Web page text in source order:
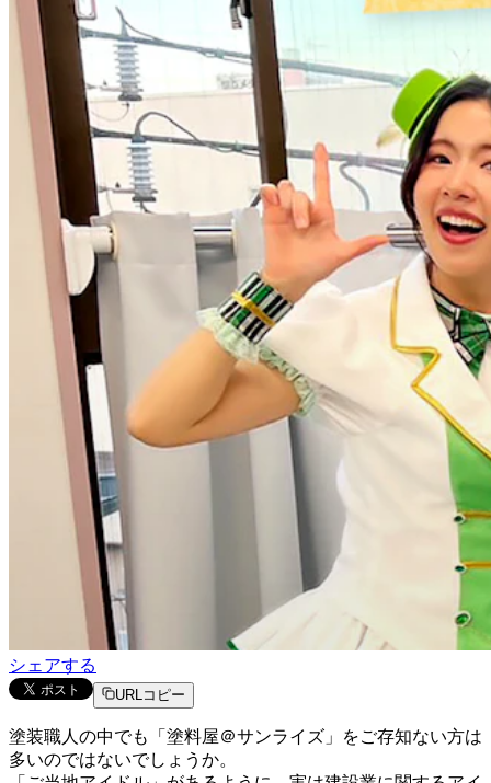
シェアする
URLコピー
塗装職人の中でも「塗料屋＠サンライズ」をご存知ない方は
多いのではないでしょうか。